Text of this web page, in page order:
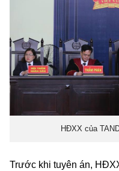
HĐXX của
Trước khi tuyên án,